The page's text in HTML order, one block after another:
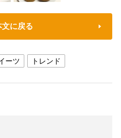
文に戻る
ーツ トレンド